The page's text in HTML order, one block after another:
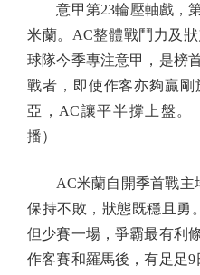
意甲第23輪壓軸戲，第
米蘭。AC整體戰鬥力及
球隊今季專注意甲，是榜
戰者，即使作客亦夠贏
亞，AC讓平半撐上盤。
播）
AC米蘭自開季首戰主
保持不敗，狀態既穩且勇
但少賽一場，爭霸最有利
作客賽和羅馬後，有足足